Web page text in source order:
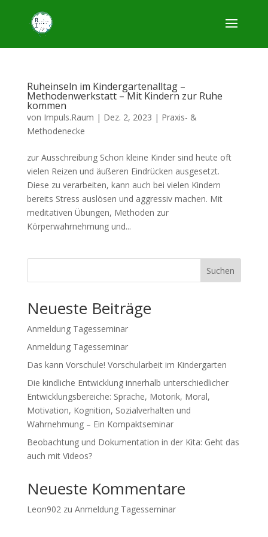
Ruheinseln im Kindergartenalltag –
Methodenwerkstatt – Mit Kindern zur Ruhe
kommen
von Impuls.Raum | Dez. 2, 2023 | Praxis- &
Methodenecke
zur Ausschreibung Schon kleine Kinder sind heute oft
vielen Reizen und äußeren Eindrücken ausgesetzt.
Diese zu verarbeiten, kann auch bei vielen Kindern
bereits Stress auslösen und aggressiv machen. Mit
meditativen Übungen, Methoden zur
Körperwahrnehmung und...
Suchen
Neueste Beiträge
Anmeldung Tagesseminar
Anmeldung Tagesseminar
Das kann Vorschule! Vorschularbeit im Kindergarten
Die kindliche Entwicklung innerhalb unterschiedlicher
Entwicklungsbereiche: Sprache, Motorik, Moral,
Motivation, Kognition, Sozialverhalten und
Wahrnehmung – Ein Kompaktseminar
Beobachtung und Dokumentation in der Kita: Geht das
auch mit Videos?
Neueste Kommentare
Leon902zu Anmeldung Tagesseminar